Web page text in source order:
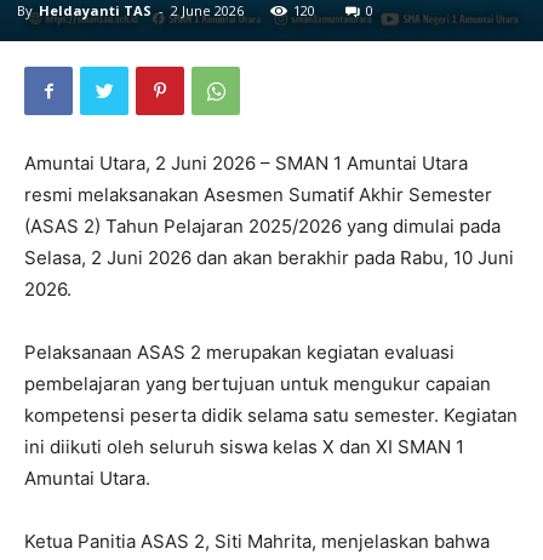
By Heldayanti TAS - 2 June 2026 120 0
Amuntai Utara, 2 Juni 2026 – SMAN 1 Amuntai Utara
resmi melaksanakan Asesmen Sumatif Akhir Semester
(ASAS 2) Tahun Pelajaran 2025/2026 yang dimulai pada
Selasa, 2 Juni 2026 dan akan berakhir pada Rabu, 10 Juni
2026.
Pelaksanaan ASAS 2 merupakan kegiatan evaluasi
pembelajaran yang bertujuan untuk mengukur capaian
kompetensi peserta didik selama satu semester. Kegiatan
ini diikuti oleh seluruh siswa kelas X dan XI SMAN 1
Amuntai Utara.
Ketua Panitia ASAS 2, Siti Mahrita, menjelaskan bahwa